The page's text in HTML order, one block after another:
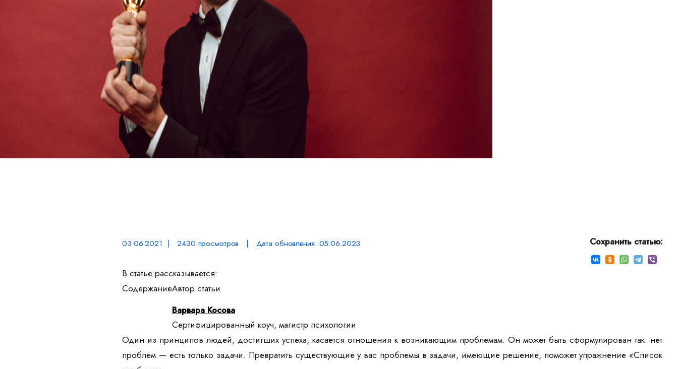
03.06.2021 | 2430 просмотров | Дата обновления: 05.06.2023 Сохранить статью:
В статье рассказывается:
СодержаниеАвтор статьи
Варвара Косова
Сертифицированный коуч, магистр психологии
Один из принципов людей, достигших успеха, касается отношения к возникающим проблемам. Он может быть сформулирован так: нет
проблем — есть только задачи. Превратить существующие у вас проблемы в задачи, имеющие решение, поможет упражнение «Список